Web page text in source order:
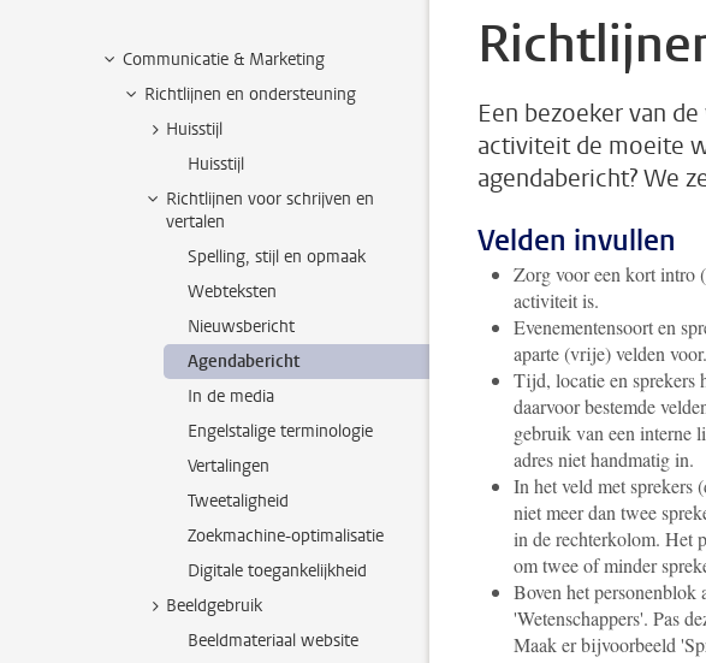
Communicatie & Marketing
Richtlijnen en ondersteuning
Huisstijl
Huisstijl
Richtlijnen voor schrijven en
vertalen
Spelling, stijl en opmaak
Webteksten
Nieuwsbericht
Agendabericht
In de media
Engelstalige terminologie
Vertalingen
Tweetaligheid
Zoekmachine-optimalisatie
Digitale toegankelijkheid
Beeldgebruik
Beeldmateriaal website
Een bezoeker van
activiteit de moeite
agendabericht? We
Velden invullen
Zorg voor een kort intro
activiteit is.
Evenementensoort en
aparte (vrije) velden voor.
Tijd, locatie en sprekers
daarvoor bestemde
gebruik van een interne
adres niet handmatig in.
In het veld met sprekers
niet meer dan twee
in de rechterkolom. Het
om twee of minder
Boven het personenblok
'Wetenschappers'. Pas
Maak er bijvoorbeeld